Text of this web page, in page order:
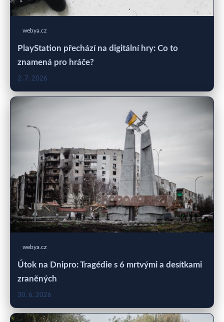
webya.cz
PlayStation přechází na digitální hry: Co to
znamená pro hráče?
2. 7. 2026
webya.cz
Útok na Dnipro: Tragédie s 6 mrtvými a desítkami
zraněných
30. 6. 2026